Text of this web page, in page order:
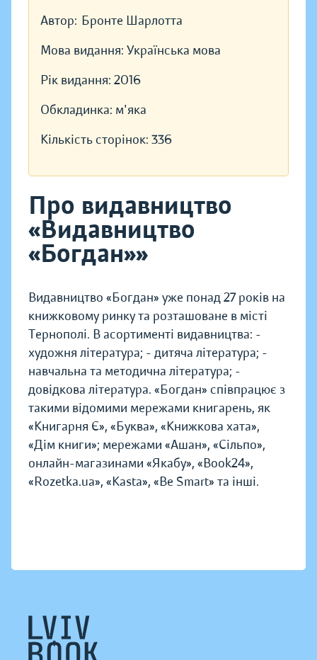
Автор: Бронте Шарлотта
Мова видання: Українська мова
Рік видання: 2016
Обкладинка: м'яка
Кількість сторінок: 336
Про видавництво
«Видавництво
«Богдан»»
Видавництво «Богдан» уже понад 27 років на
книжковому ринку та розташоване в місті
Тернополі. В асортименті видавництва: -
художня література; - дитяча література; -
навчальна та методична література; -
довідкова література. «Богдан» співпрацює з
такими відомими мережами книгарень, як
«Книгарня Є», «Буква», «Книжкова хата»,
«Дім книги»; мережами «Ашан», «Сільпо»,
онлайн-магазинами «Якабу», «Book24»,
«Rozetka.ua», «Kasta», «Be Smart» та інші.